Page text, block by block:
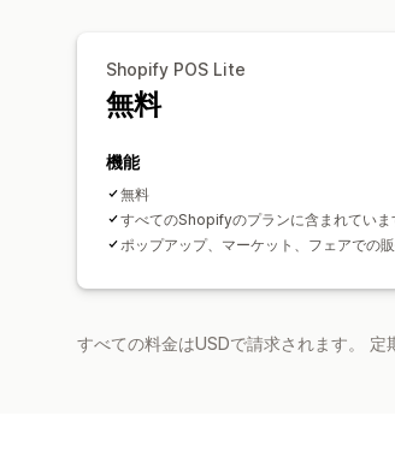
Shopify POS Lite
無料
機能
無料
すべてのShopifyのプランに含まれていま
ポップアップ、マーケット、フェアでの販
すべての料金はUSDで請求されます。